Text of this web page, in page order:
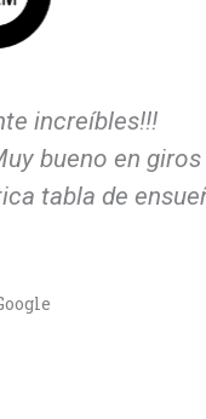
saludo a Ray,
que hables